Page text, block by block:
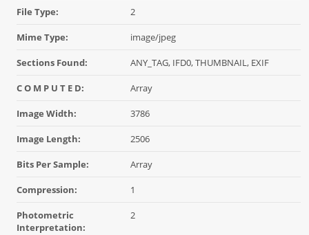
File Type: 2
Mime Type: image/jpeg
Sections Found: ANY_TAG, IFD0, THUMBNAIL, EXIF
C O M P U T E D: Array
Image Width: 3786
Image Length: 2506
Bits Per Sample: Array
Compression: 1
Photometric
Interpretation:
2